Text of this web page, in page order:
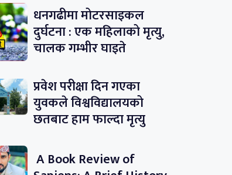
धनगढीमा मोटरसाइकल
दुर्घटना : एक महिलाको मृत्यु,
चालक गम्भीर घाइते
प्रवेश परीक्षा दिन गएका
युवकले विश्वविद्यालयको
छतबाट हाम फाल्दा मृत्यु
A Book Review of